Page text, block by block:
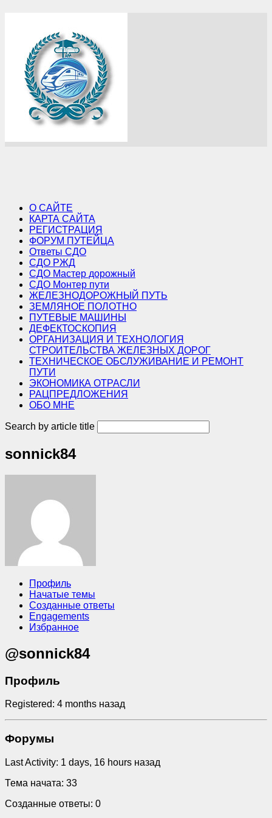
О САЙТЕ
КАРТА САЙТА
РЕГИСТРАЦИЯ
ФОРУМ ПУТЕЙЦА
Ответы СДО
СДО РЖД
СДО Мастер дорожный
СДО Монтер пути
ЖЕЛЕЗНОДОРОЖНЫЙ ПУТЬ
ЗЕМЛЯНОЕ ПОЛОТНО
ПУТЕВЫЕ МАШИНЫ
ДЕФЕКТОСКОПИЯ
ОРГАНИЗАЦИЯ И ТЕХНОЛОГИЯ
СТРОИТЕЛЬСТВА ЖЕЛЕЗНЫХ ДОРОГ
ТЕХНИЧЕСКОЕ ОБСЛУЖИВАНИЕ И РЕМОНТ
ПУТИ
ЭКОНОМИКА ОТРАСЛИ
РАЦПРЕДЛОЖЕНИЯ
ОБО МНЕ
Search by article title
sonnick84
Профиль
Начатые темы
Созданные ответы
Engagements
Избранное
@sonnick84
Профиль
Registered: 4 months назад
Форумы
Last Activity: 1 days, 16 hours назад
Тема начата: 33
Созданные ответы: 0